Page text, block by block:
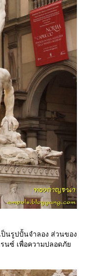
ป็นรูปปั้นจำลอง ส่วนของ
รนซ์ เพื่อความปลอดภั